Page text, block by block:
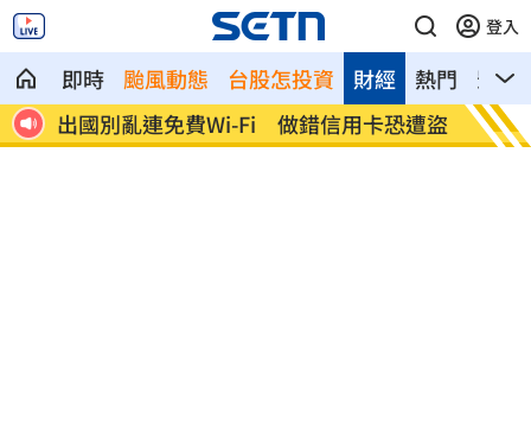
登入
即時 颱風動態 台股怎投資 熱門 影音
財經
出國別亂連免費Wi-Fi 做錯信用卡恐遭盜
8月
億